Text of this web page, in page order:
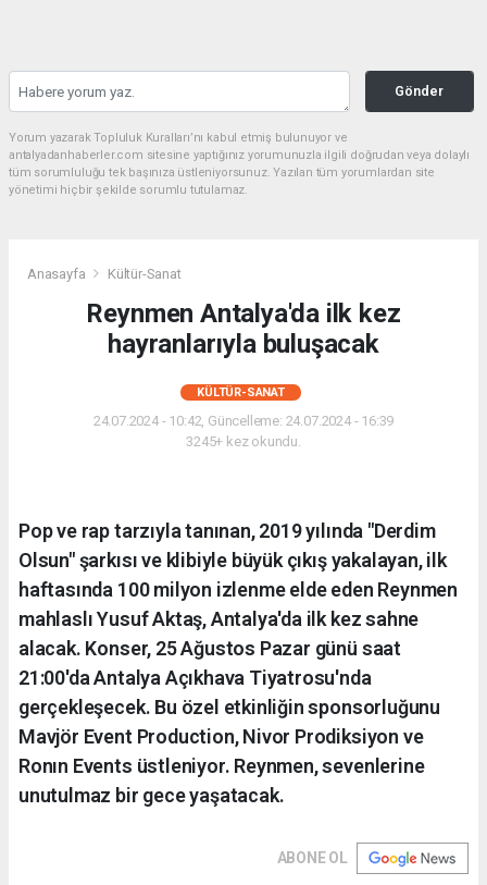
Gönder
Yorum yazarak Topluluk Kuralları’nı kabul etmiş bulunuyor ve
antalyadanhaberler.com sitesine yaptığınız yorumunuzla ilgili doğrudan veya dolaylı
tüm sorumluluğu tek başınıza üstleniyorsunuz. Yazılan tüm yorumlardan site
yönetimi hiçbir şekilde sorumlu tutulamaz.
Anasayfa Kültür-Sanat
Reynmen Antalya'da ilk kez
hayranlarıyla buluşacak
KÜLTÜR-SANAT
24.07.2024 - 10:42, Güncelleme: 24.07.2024 - 16:39
3245+ kez okundu.
Pop ve rap tarzıyla tanınan, 2019 yılında "Derdim
Olsun" şarkısı ve klibiyle büyük çıkış yakalayan, ilk
haftasında 100 milyon izlenme elde eden Reynmen
mahlaslı Yusuf Aktaş, Antalya'da ilk kez sahne
alacak. Konser, 25 Ağustos Pazar günü saat
21:00'da Antalya Açıkhava Tiyatrosu'nda
gerçekleşecek. Bu özel etkinliğin sponsorluğunu
Mavjör Event Production, Nivor Prodiksiyon ve
Ronın Events üstleniyor. Reynmen, sevenlerine
unutulmaz bir gece yaşatacak.
ABONE OL